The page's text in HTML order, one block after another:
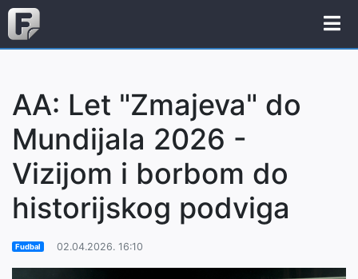
AA: Let "Zmajeva" do
Mundijala 2026 -
Vizijom i borbom do
historijskog podviga
Fudbal 02.04.2026. 16:10